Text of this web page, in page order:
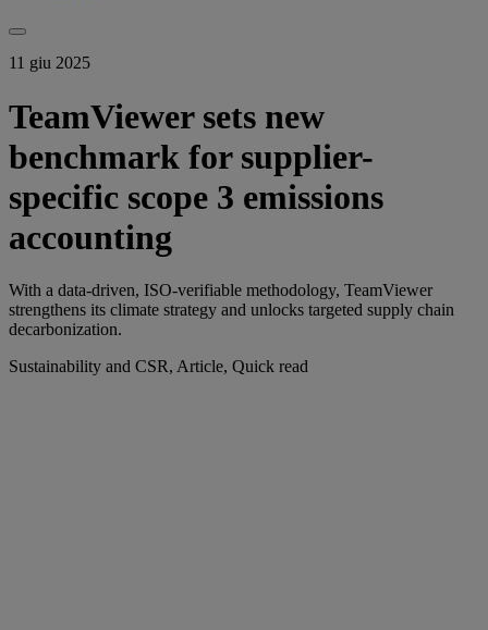
11 giu 2025
TeamViewer sets new
benchmark for supplier-
specific scope 3 emissions
accounting
With a data-driven, ISO-verifiable methodology, TeamViewer
strengthens its climate strategy and unlocks targeted supply chain
decarbonization.
Sustainability and CSR, Article, Quick read